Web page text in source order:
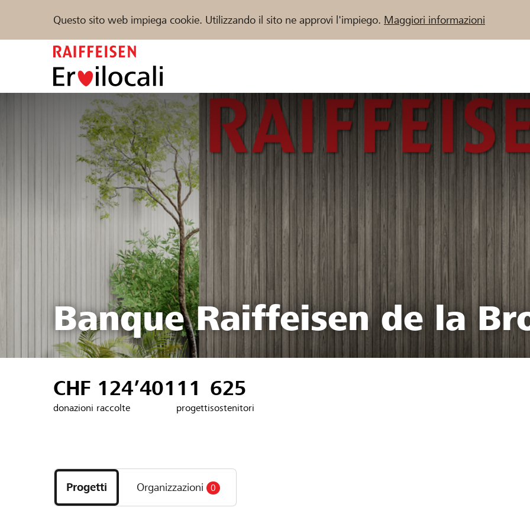
Questo sito web impiega cookie. Utilizzando il sito ne approvi l'impiego. Maggiori informazioni
Sostenere Aiuto & supporto Partner / Banche Raiffeisen
Trova progetti e organizzazioni
IT
Banque Raiffeisen de la
CHF 124’401
donazioni raccolte
11
progetti
625
sostenitori
i
progetti
e
Progetti Organizzazioni 0